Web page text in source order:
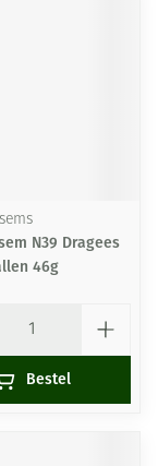
N39 Dragees
46g
Bestel